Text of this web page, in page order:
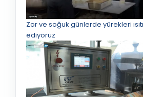
Zor ve soğuk günlerde yürekleri
ediyoruz